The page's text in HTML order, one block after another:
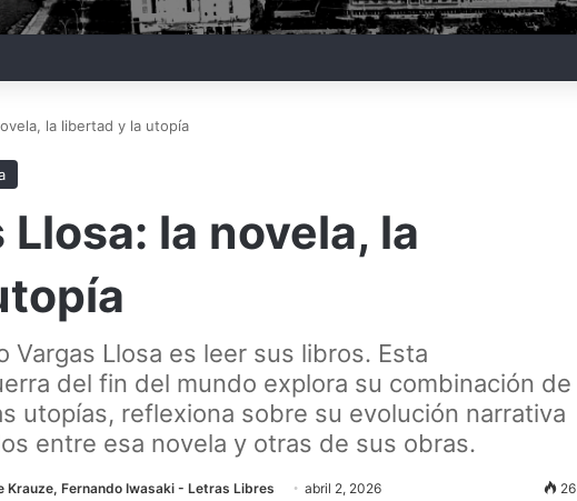
la libertad y la utopía
la novela, la
Vargas Llosa es leer sus libros. Esta
del fin del mundo explora su combinación de
utopías, reflexiona sobre su evolución narrativa
entre esa novela y otras de sus obras.
Fernando Iwasaki - Letras Libres abril 2, 2026 26